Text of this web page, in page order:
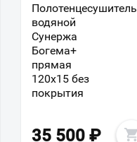
Полотенцесушитель
водяной
Сунержа
Богема+
прямая
120x15 без
покрытия
35 500 ₽